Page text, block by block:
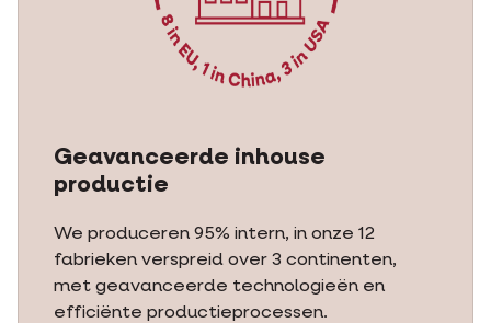
Geavanceerde inhouse
productie
We produceren 95% intern, in onze 12
fabrieken verspreid over 3 continenten,
met geavanceerde technologieën en
efficiënte productieprocessen.